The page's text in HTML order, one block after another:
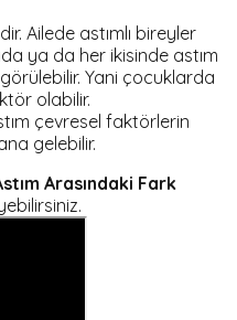
Ailede astımlı bireyler
ya da her ikisinde astım
Yani çocuklarda
olabilir.
çevresel faktörlerin
gelebilir.
Arasındaki Fark